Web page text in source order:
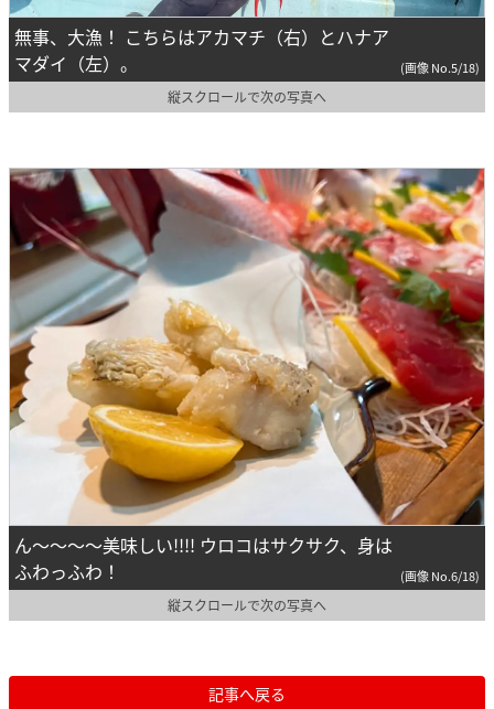
無事、大漁！ こちらはアカマチ（右）とハナア
マダイ（左）。
(画像 No.5/18)
縦スクロールで次の写真へ
ん～～～～美味しい!!!! ウロコはサクサク、身は
ふわっふわ！
(画像 No.6/18)
縦スクロールで次の写真へ
記事へ戻る